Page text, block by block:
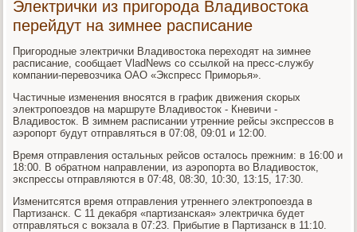
Электрички из пригорода Владивостока
перейдут на зимнее расписание
Пригородные электрички Владивостока переходят на зимнее
расписание, сообщает VladNews со ссылкой на пресс-службу
компании-перевозчика ОАО «Экспресс Приморья».
Частичные изменения вносятся в график движения скорых
электропоездов на маршруте Владивосток - Кневичи -
Владивосток. В зимнем расписании утренние рейсы экспрессов в
аэропорт будут отправляться в 07:08, 09:01 и 12:00.
Время отправления остальных рейсов осталось прежним: в 16:00 и
18:00. В обратном направлении, из аэропорта во Владивосток,
экспрессы отправляются в 07:48, 08:30, 10:30, 13:15, 17:30.
Изменитсятся время отправления утреннего электропоезда в
Партизанск. С 11 декабря «партизанская» электричка будет
отправляться с вокзала в 07:23. Прибытие в Партизанск в 11:10.